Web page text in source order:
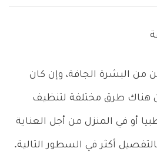
من البشرة الجافة، وإن كان
هناك طرق مختلفة لتنظيف
أو في المنزل من أجل العناية
أكثر في السطور التالية.